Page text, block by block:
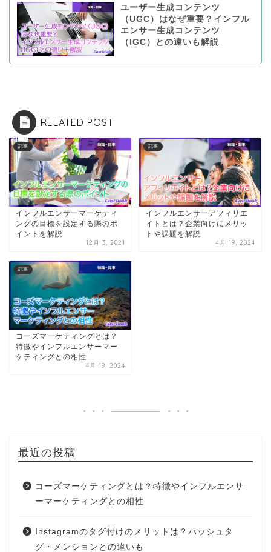
ユーザー生成コンテンツ
（UGC）はなぜ重要？インフル
エンサー生成コンテンツ
（IGC）との違いも解説
RELATED POST
記事
インフルエンサーマーケティ
ングの目標を設定する際のポ
イントを解説
12月 3, 2021
記事
インフルエンサーアフィリエ
イトとは？企業向けにメリッ
トや課題を解説
4月 19, 2024
記事
コーズマーケティングとは？
特徴やインフルエンサーマー
ケティングとの相性
4月 19, 2024
最近の投稿
コーズマーケティングとは？特徴やインフルエンサ
ーマーケティングとの相性
Instagramのタグ付けのメリットは？ハッシュタ
グ・メンションとの違いも